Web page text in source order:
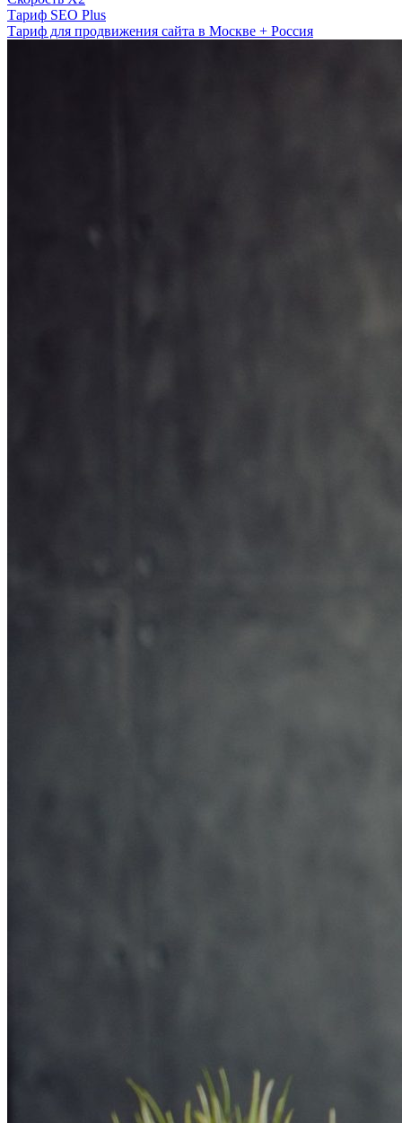
Тариф SEO Plus
Тариф для продвижения сайта в Москве + Россия